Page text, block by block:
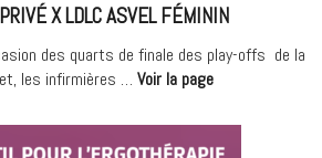
X LDLC ASVEL FÉMININ
des quarts de finale des play-offs de la
les infirmières … Voir la page« Médipôle
Privé
x